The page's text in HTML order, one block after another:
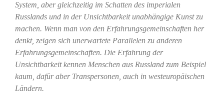
System, aber gleichzeitig im Schatten des imperialen
Russlands und in der Unsichtbarkeit unabhängige Kunst zu
machen. Wenn man von den Erfahrungsgemeinschaften her
denkt, zeigen sich unerwartete Parallelen zu anderen
Erfahrungsgemeinschaften. Die Erfahrung der
Unsichtbarkeit kennen Menschen aus Russland zum Beispiel
kaum, dafür aber Transpersonen, auch in westeuropäischen
Ländern.